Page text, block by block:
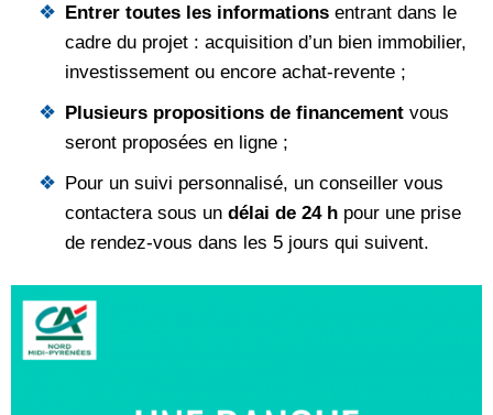
Entrer toutes les informations entrant dans le
cadre du projet : acquisition d’un bien immobilier,
investissement ou encore achat-revente ;
Plusieurs propositions de financement vous
seront proposées en ligne ;
Pour un suivi personnalisé, un conseiller vous
contactera sous un délai de 24 h pour une prise
de rendez-vous dans les 5 jours qui suivent.